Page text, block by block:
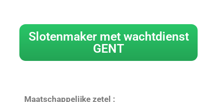
Slotenmaker met wachtdienst
GENT
Maatschappelijke zetel :